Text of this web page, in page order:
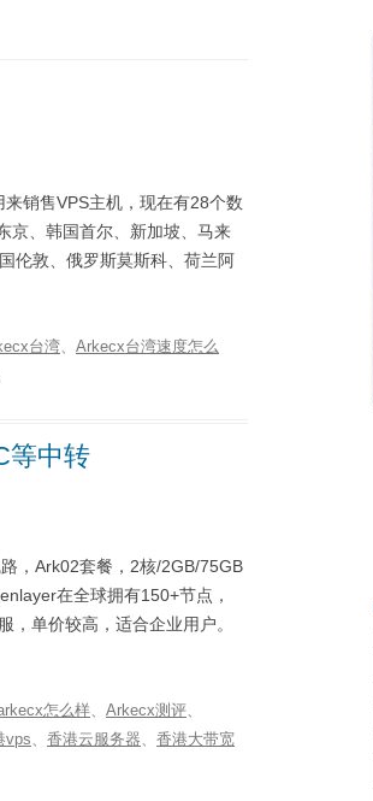
销售VPS主机，现在有28个数
京、韩国首尔、新加坡、马来
伦敦、俄罗斯莫斯科、荷兰阿
台湾
Arkecx台湾速度怎么
等中转
，Ark02套餐，2核/2GB/75GB
在全球拥有150+节点，
单价较高，适合企业用户。
怎么样 Arkecx测评
vps 香港云服务器
香港大带宽